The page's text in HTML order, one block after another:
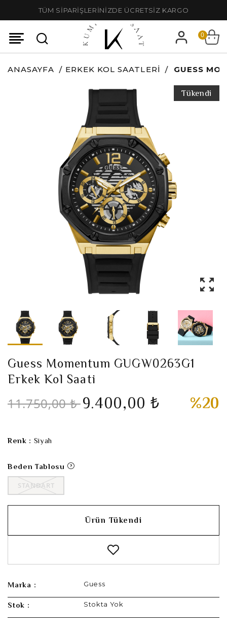
TÜM SİPARİŞLERİNİZDE ÜCRETSİZ KARGO
0
ANASAYFA ERKEK KOL SAATLERI GUESS
Tükendi
Guess Momentum GUGW0263G1
Erkek Kol Saati
11.750,00 ₺9.400,00 ₺ %20
Renk : Siyah
Beden Tablosu
STANDART
Ürün Tükendi
Marka : Guess
Stok : Stokta Yok